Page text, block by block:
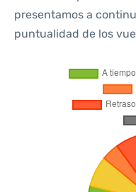
presentamos a
puntualidad de los